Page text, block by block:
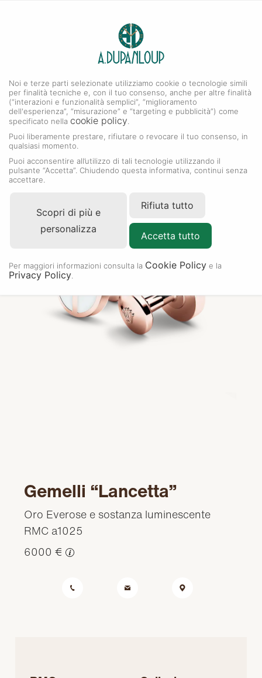
Accessori Rolex
Gemelli “Lancetta”
Oro Everose e sostanza luminescente
RMC a1025
6000 €
Noi e terze parti selezionate utilizziamo cookie o tecnologie simili
per finalità tecniche e, con il tuo consenso, anche per altre finalità
(“interazioni e funzionalità semplici”, “miglioramento
dell'esperienza”, “misurazione” e “targeting e pubblicità”) come
specificato nella cookie policy
Puoi liberamente prestare, rifiutare o revocare il tuo consenso, in
qualsiasi momento.
Puoi acconsentire all’utilizzo di tali tecnologie utilizzando il
pulsante “Accetta”. Chiudendo questa informativa, continui senza
accettare.
Scopri di più e
personalizza
Rifiuta tutto
Accetta tutto
Per maggiori informazioni consulta la Cookie Policy e la
Privacy Policy